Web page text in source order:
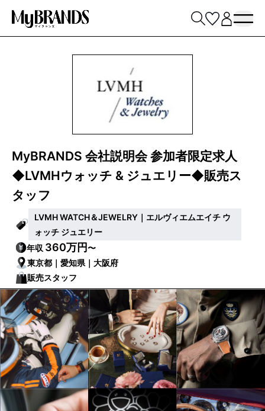
MyBRANDS 会社説明会 参加者限定求人
◆LVMHウォッチ & ジュエリー◆販売ス
タッフ
LVMH WATCH＆JEWELRY｜エルヴィエムエイチ ウ
ォッチ ジュエリー
年収 360万円〜
東京都｜愛知県｜大阪府
販売スタッフ